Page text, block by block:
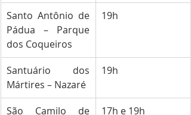
Santo Antônio de
Pádua – Parque
dos Coqueiros
19h
Santuário dos
Mártires – Nazaré
19h
São Camilo de 17h e 19h